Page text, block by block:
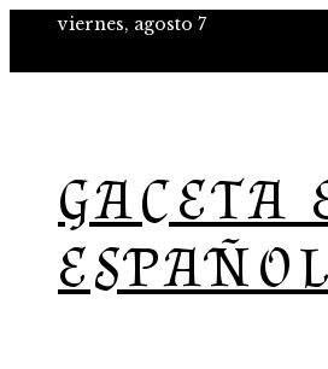
viernes, agosto 7
GACETA
ESPAÑOL